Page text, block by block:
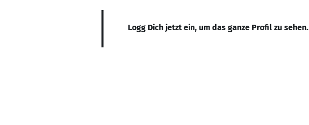
Logg Dich jetzt ein, um das ganze Profil zu sehen.